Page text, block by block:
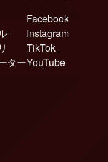
ター
Facebook
Instagram
TikTok
YouTube